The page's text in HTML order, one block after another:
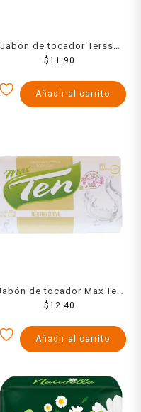
Jabón de tocador Tersso
Neutro hipoalergénico 120
$11.90
Añadir al carrito
de tocador Max Ten
neutro 150 g
$12.40
Añadir al carrito